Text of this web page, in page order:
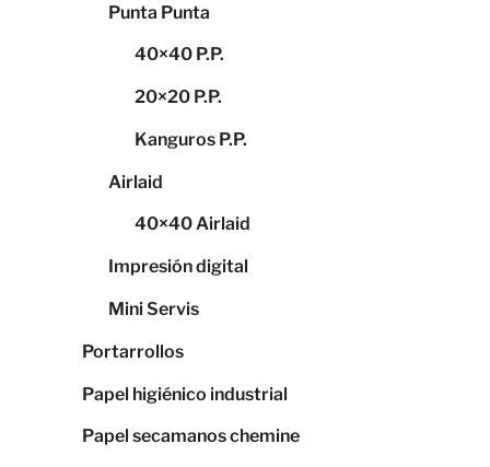
Punta Punta
40×40 P.P.
20×20 P.P.
Kanguros P.P.
Airlaid
40×40 Airlaid
Impresión digital
Mini Servis
Portarrollos
Papel higiénico industrial
Papel secamanos chemine